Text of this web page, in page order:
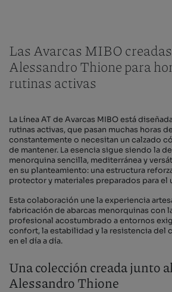
Las Avarcas MIBO
Alessandro Thione para
rutinas activas
La Línea AT de Avarcas MIBO está
rutinas activas, que pasan muchas horas
constantemente o necesitan un calzado
de mantener. La esencia sigue siendo la
menorquina sencilla, mediterránea y
en su planteamiento: una estructura
protector y materiales preparados para el
Esta colaboración une la experiencia
fabricación de abarcas menorquinas con
profesional acostumbrado a entornos
confort, la estabilidad y la resistencia del
en el día a día.
Una colección creada junto
Alessandro Thione